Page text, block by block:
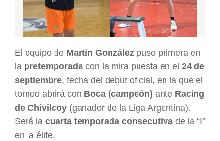
El equipo de Martín González puso primera en
la pretemporada con la mira puesta en el 24 de
septiembre, fecha del debut oficial, en la que el
torneo abrirá con Boca (campeón) ante Racing
de Chivilcoy (ganador de la Liga Argentina).
Será la cuarta temporada consecutiva de la “I”
en la élite.